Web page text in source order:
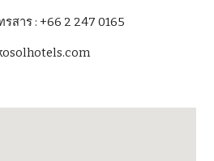
รสาร : +66 2 247 0165